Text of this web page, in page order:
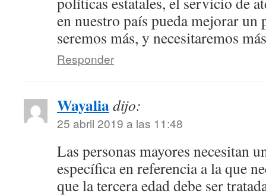
en nuestro país pueda mejorar un
seremos más, y necesitaremos
Responder
Wayaliadijo:
25 abril 2019 a las 11:48
Las personas mayores necesitan
específica en referencia a la que
que la tercera edad debe ser